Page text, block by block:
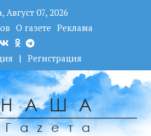
Август 07, 2026
О газете Реклама
| Регистрация
НАША
Гаzета